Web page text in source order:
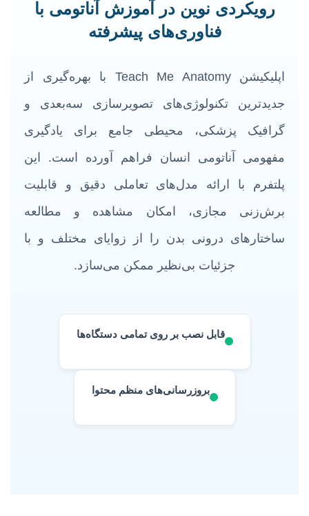
رویکردی نوین در آموزش آناتومی با
فناوری‌های پیشرفته
اپلیکیشن Teach Me Anatomy با بهره‌گیری از
جدیدترین تکنولوژی‌های تصویرسازی سه‌بعدی و
گرافیک پزشکی، محیطی جامع برای یادگیری
مفهومی آناتومی انسان فراهم آورده است. این
پلتفرم با ارائه مدل‌های تعاملی دقیق و قابلیت
برش‌زنی مجازی، امکان مشاهده و مطالعه
ساختارهای درونی بدن را از زوایای مختلف و با
جزئیات بی‌نظیر ممکن می‌سازد.
قابل نصب بر روی تمامی دستگاه‌ها
بروزرسانی‌های منظم محتوا